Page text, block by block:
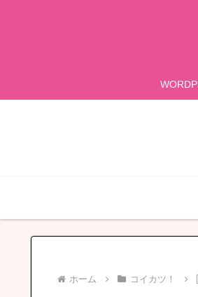
ホーム コイカツ！